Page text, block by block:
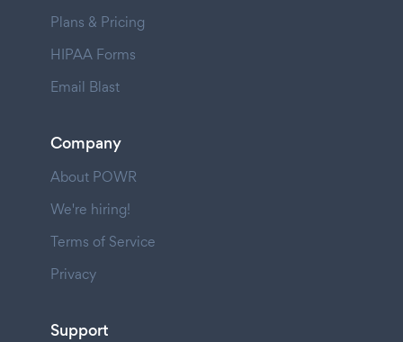
Plans & Pricing
HIPAA Forms
Email Blast
Company
About POWR
We're hiring!
Terms of Service
Privacy
Support